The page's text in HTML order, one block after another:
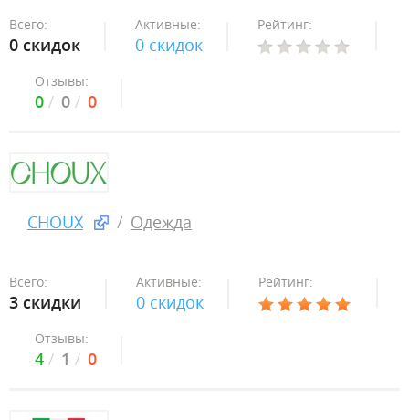
Всего:
0 скидок
Активные:
0 скидок
Рейтинг:
Отзывы:
0 0 0
CHOUX Одежда
Всего:
3 скидки
Активные:
0 скидок
Рейтинг:
Отзывы:
4 1 0